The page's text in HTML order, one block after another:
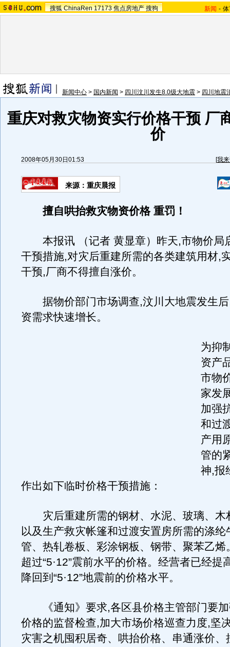
搜狐 ChinaRen 17173 焦点房地产 搜狗 新闻 -
新闻中心 > 国内新闻 > 四川汶川发生8.0级大地震 > 四川地震
重庆对救灾物资实行价格干预 厂
价
2008年05月30日01:53 [我
来源：重庆晨报
擅自哄抬救灾物资价格 重罚！
本报讯 （记者 黄显章）昨天,市物价局
干预措施,对灾后重建所需的各类建筑用材,
干预,厂商不得擅自涨价。
据物价部门市场调查,汶川大地震发生后
资需求快速增长。
为抑
资产
市物
家发
加强
和过
产用
管的
神,报
作出如下临时价格干预措施：
灾后重建所需的钢材、水泥、玻璃、木
以及生产救灾帐篷和过渡安置房所需的涤纶
管、热轧卷板、彩涂钢板、钢带、聚苯乙烯
超过“5·12”震前水平的价格。经营者已经提
降回到“5·12”地震前的价格水平。
《通知》要求,各区县价格主管部门要加
价格的监督检查,加大市场价格巡查力度,坚
灾害之机囤积居奇、哄抬价格、串通涨价、